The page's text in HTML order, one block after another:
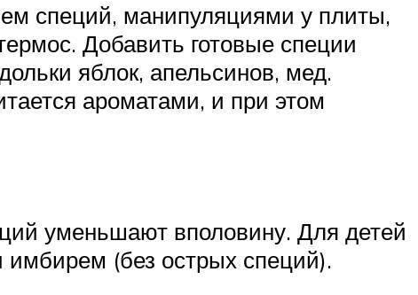
специй, манипуляциями у плиты,
Добавить готовые специи
яблок, апельсинов, мед.
ароматами, и при этом
уменьшают вполовину. Для детей
имбирем (без острых специй).